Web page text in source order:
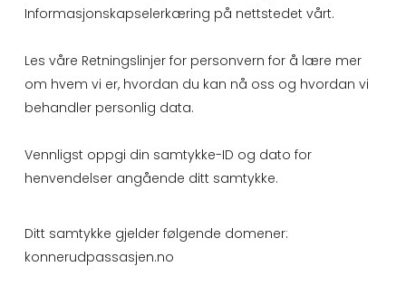
Informasjonskapselerkæring på nettstedet vårt.
Les våre Retningslinjer for personvern for å lære mer
om hvem vi er, hvordan du kan nå oss og hvordan vi
behandler personlig data.
Vennligst oppgi din samtykke-ID og dato for
henvendelser angående ditt samtykke.
Ditt samtykke gjelder følgende domener:
konnerudpassasjen.no